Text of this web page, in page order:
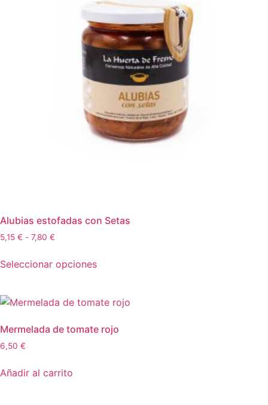
Alubias estofadas con Setas
5,15 € - 7,80 €
Seleccionar opciones
Mermelada de tomate rojo
6,50 €
Añadir al carrito